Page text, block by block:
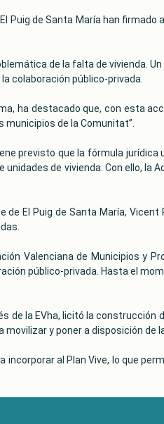
Puig de Santa María han
de la falta de vivienda.
colaboración público-privada.
ha destacado que, con esta
municipios de la Comunitat”.
previsto que la fórmula
de vivienda. Con ello, la
El Puig de Santa María,
Valenciana de Municipios y
público-privada. Hasta el
la EVha, licitó la construcción
y poner a disposición de
al Plan Vive, lo que